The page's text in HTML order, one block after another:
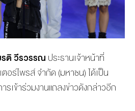
รติ วีรวรรณ ประธานเจ้าหน้าที่
อร์ไพรส์ จำกัด (มหาชน) ได้เป็น
รเข้าร่วมงานแถลงข่าวดังกล่าวอีก